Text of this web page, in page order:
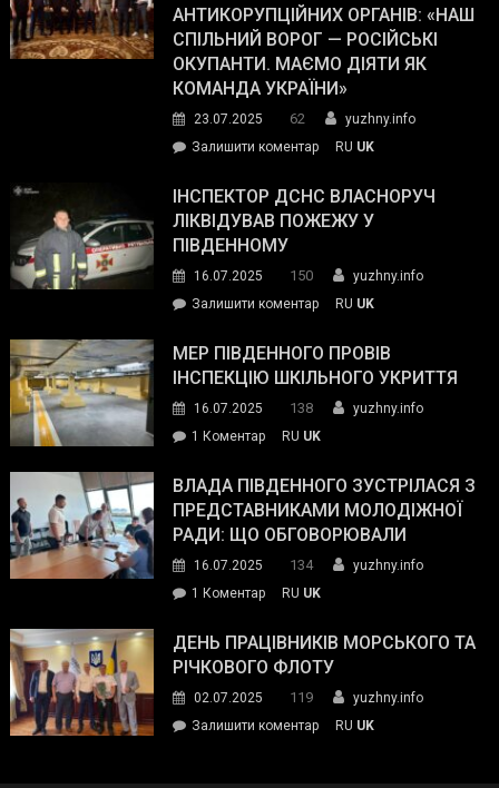
ОПЗ
з
матеріального
резерву
гуманітарну
допомогу
АНТИКОРУПЦІЙНИХ ОРГАНІВ: «НАШ
СПІЛЬНИЙ ВОРОГ — РОСІЙСЬКІ
ОКУПАНТИ. МАЄМО ДІЯТИ ЯК
КОМАНДА УКРАЇНИ»
23.07.2025 62
yuzhny.info
Залишити коментарon
провів
нараду
силових
та
органів:
«Наш
спільний
окупанти.
Маємо
діяти
команда
RU UK
ІНСПЕКТОР ДСНС ВЛАСНОРУЧ
ЛІКВІДУВАВ ПОЖЕЖУ У
ПІВДЕННОМУ
16.07.2025 150
yuzhny.info
Залишити коментарon
ДСНС
власноруч
пожежу
у
RU UK
МЕР ПІВДЕННОГО ПРОВІВ
ІНСПЕКЦІЮ ШКІЛЬНОГО УКРИТТЯ
16.07.2025 138
yuzhny.info
1 Коментардо
Південного
провів
інспекцію
укриття
RU UK
ВЛАДА ПІВДЕННОГО ЗУСТРІЛАСЯ З
ПРЕДСТАВНИКАМИ МОЛОДІЖНОЇ
РАДИ: ЩО ОБГОВОРЮВАЛИ
16.07.2025 134
yuzhny.info
1 Коментардо
Південного
зустрілася
представниками
молодіжної
RU UK
ДЕНЬ ПРАЦІВНИКІВ МОРСЬКОГО ТА
РІЧКОВОГО ФЛОТУ
02.07.2025 119
yuzhny.info
Залишити коментарon
RU UK